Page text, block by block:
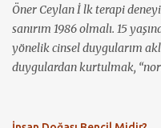
Öner Ceylan İ lk terapi
sanırım 1986 olmalı. 15
yönelik cinsel duygularım
duygulardan kurtulmak,
oynuyordu. Bunun üzerine